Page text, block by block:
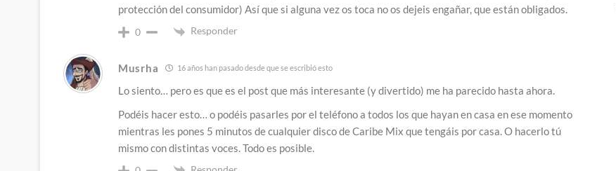
protección del consumidor) Así que si alguna vez os toca no os dejeis engañar, que están obligados.
0 Responder
Musrha 16 años han pasado desde que se escribió esto
Lo siento… pero es que es el post que más interesante (y divertido) me ha parecido hasta ahora.
Podéis hacer esto… o podéis pasarles por el teléfono a todos los que hayan en casa en ese momento
mientras les pones 5 minutos de cualquier disco de Caribe Mix que tengáis por casa. O hacerlo tú
mismo con distintas voces. Todo es posible.